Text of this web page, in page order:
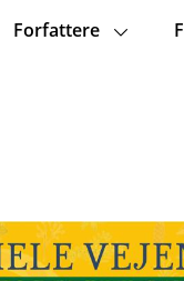
Forfattere